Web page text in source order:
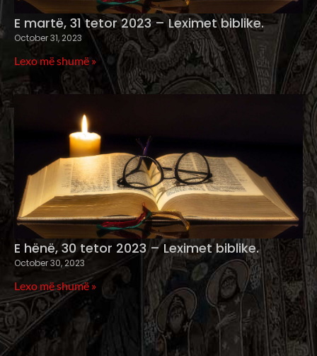
E martë, 31 tetor 2023 – Leximet biblike.
October 31, 2023
Lexo më shumë »
E hënë, 30 tetor 2023 – Leximet biblike.
October 30, 2023
Lexo më shumë »